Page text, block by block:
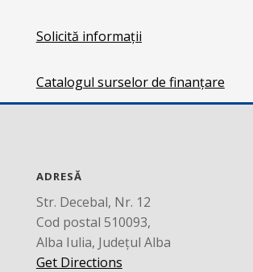
Solicită informații
Catalogul surselor de finanțare
ADRESĂ
Str. Decebal, Nr. 12
Cod postal 510093,
Alba Iulia, Județul Alba
Get Directions